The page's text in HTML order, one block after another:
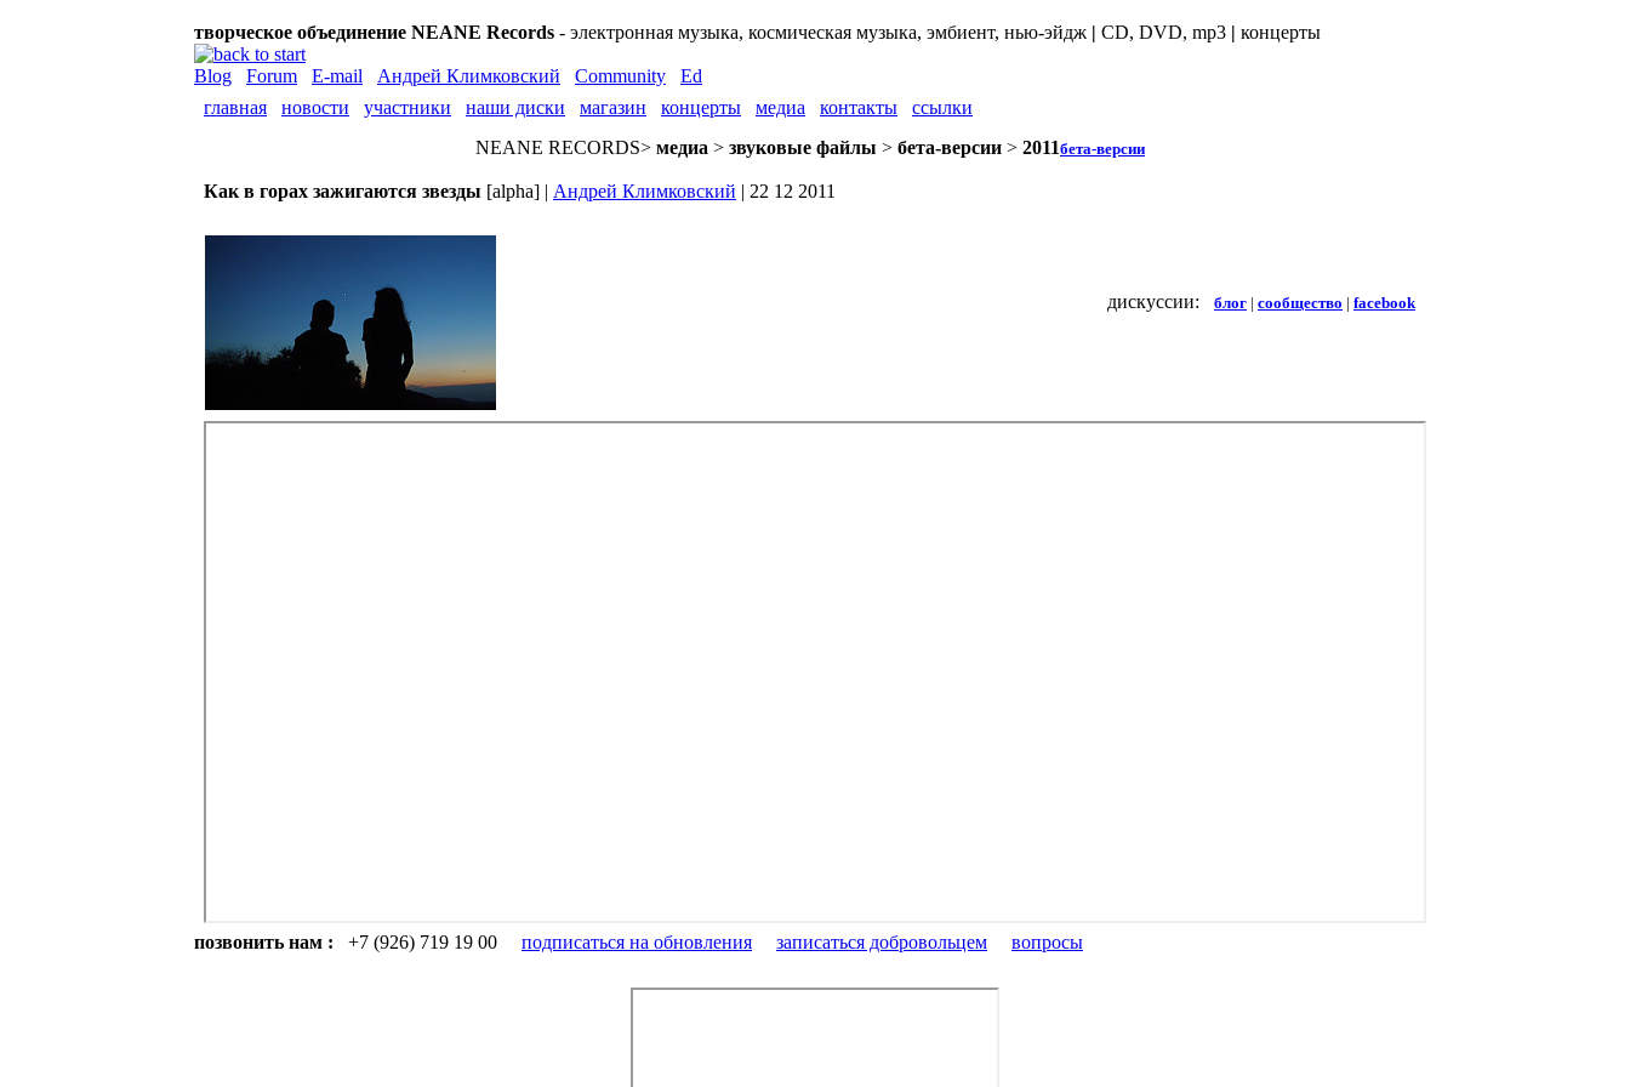
творческое объединение NEANE Records - электронная музыка, космическая музыка, эмбиент, нью-эйдж | CD, DVD, mp3 | концерты
Blog Forum E-mail Андрей Климковский Community
Ed
главная
новости участники наши диски магазин концерты медиа контакты
ссылки
NEANE RECORDS> медиа > звуковые файлы > бета-версии > 2011бета-версии
Как в горах зажигаются звезды [alpha] | Андрей Климковский | 22 12 2011
дискуссии: блог | сообщество | facebook
позвонить нам : +7 (926) 719 19 00 подписаться на обновления записаться добровольцем вопросы